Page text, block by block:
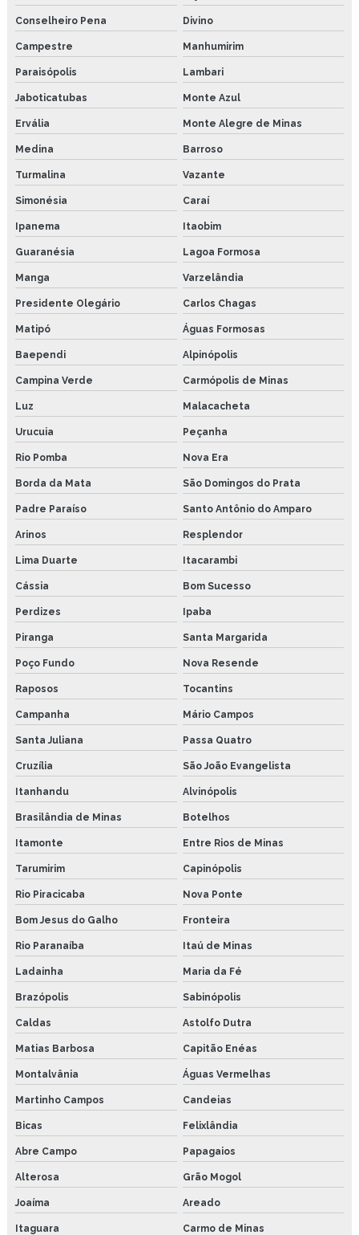
Conselheiro Pena Divino
Campestre Manhumirim
Paraisópolis Lambari
Jaboticatubas Monte Azul
Ervália Monte Alegre de Minas
Medina Barroso
Turmalina Vazante
Simonésia Caraí
Ipanema Itaobim
Guaranésia Lagoa Formosa
Manga Varzelândia
Presidente Olegário Carlos Chagas
Matipó Águas Formosas
Baependi Alpinópolis
Campina Verde Carmópolis de Minas
Luz Malacacheta
Urucuia Peçanha
Rio Pomba Nova Era
Borda da Mata São Domingos do Prata
Padre Paraíso Santo Antônio do Amparo
Arinos Resplendor
Lima Duarte Itacarambi
Cássia Bom Sucesso
Perdizes Ipaba
Piranga Santa Margarida
Poço Fundo Nova Resende
Raposos Tocantins
Campanha Mário Campos
Santa Juliana Passa Quatro
Cruzília São João Evangelista
Itanhandu Alvinópolis
Brasilândia de Minas Botelhos
Itamonte Entre Rios de Minas
Tarumirim Capinópolis
Rio Piracicaba Nova Ponte
Bom Jesus do Galho Fronteira
Rio Paranaíba Itaú de Minas
Ladainha Maria da Fé
Brazópolis Sabinópolis
Caldas Astolfo Dutra
Matias Barbosa Capitão Enéas
Montalvânia Águas Vermelhas
Martinho Campos Candeias
Bicas Felixlândia
Abre Campo Papagaios
Alterosa Grão Mogol
Joaíma Areado
Itaguara Carmo de Minas